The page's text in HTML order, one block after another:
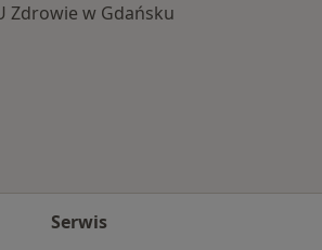
Zdrowie w Gdańsku
Serwis